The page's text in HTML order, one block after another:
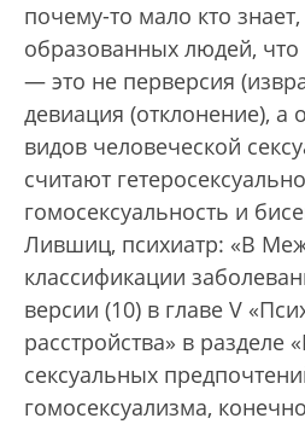
почему-то мало кто
образованных людей, что
— это не перверсия
девиация (отклонение),
видов человеческой
считают
гомосексуальность и
Лившиц, психиатр: «В
классификации
версии (10) в главе V
расстройства» в разделе
сексуальных
гомосексуализма,